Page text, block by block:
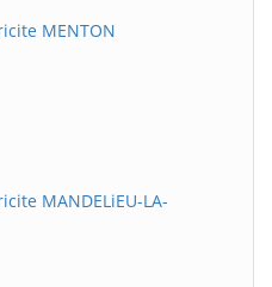
MENTON
MANDELiEU-LA-